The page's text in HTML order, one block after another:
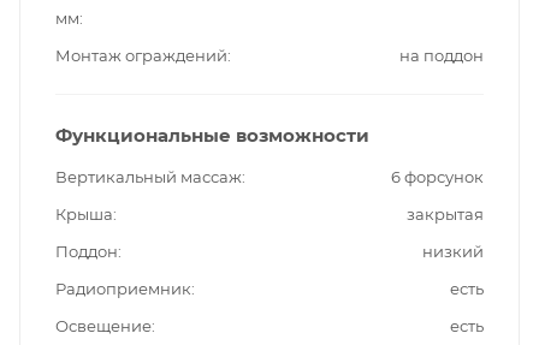
мм
Монтаж ограждений на поддон
Функциональные возможности
Вертикальный массаж
6 форсунок
Крыша
закрытая
Поддон
низкий
Радиоприемник
есть
Освещение
есть